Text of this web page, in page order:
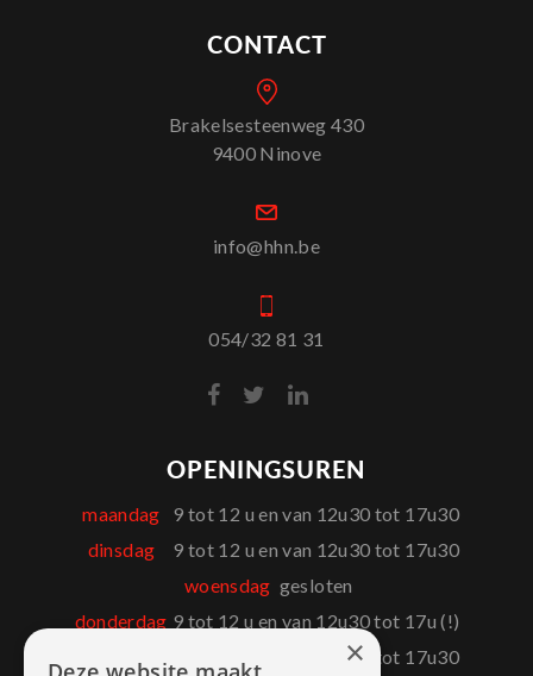
CONTACT
Brakelsesteenweg 430
9400 Ninove
info@hhn.be
054/32 81 31
OPENINGSUREN
maandag
9 tot 12 u en van 12u30 tot 17u30
dinsdag
9 tot 12 u en van 12u30 tot 17u30
woensdag gesloten
donderdag 9 tot 12 u en van 12u30 tot 17u (!)
9 tot 12 u en van 12u30 tot 17u30
×